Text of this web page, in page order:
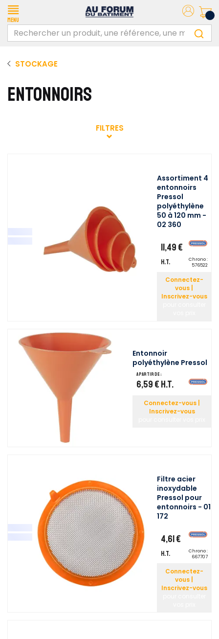
Menu
STOCKAGE
ENTONNOIRS
FILTRES
Assortiment 4
entonnoirs
Pressol
polyéthylène
50 à 120 mm -
02 360
11,49 €
H.T.
Chrono :
576522
Connectez-
vous |
Inscrivez-vous
Entonnoir
polyéthylène Pressol
A partir de :
6,59 € H.T.
Connectez-vous |
Inscrivez-vous
Filtre acier
inoxydable
Pressol pour
entonnoirs - 01
172
4,61 €
H.T.
Chrono :
667707
Connectez-
vous |
Inscrivez-vous